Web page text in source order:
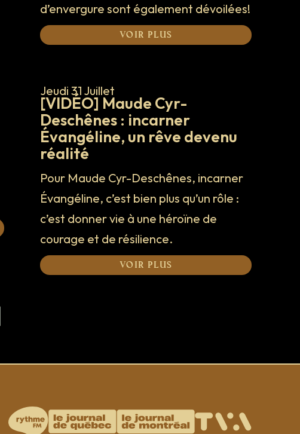
d’envergure sont également dévoilées!
Voir plus
Jeudi 31 Juillet
[VIDÉO] Maude Cyr-
Deschênes : incarner
Évangéline, un rêve devenu
réalité
Pour Maude Cyr-Deschênes, incarner
Évangéline, c’est bien plus qu’un rôle :
c’est donner vie à une héroïne de
courage et de résilience.
Voir plus